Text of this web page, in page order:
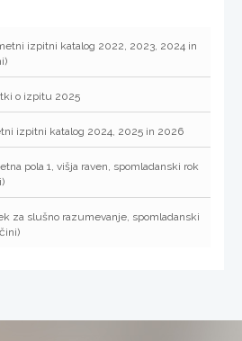
izpitni katalog 2022, 2023, 2024 in
o izpitu 2025
izpitni katalog 2024, 2025 in 2026
pola 1, višja raven, spomladanski rok
za slušno razumevanje, spomladanski